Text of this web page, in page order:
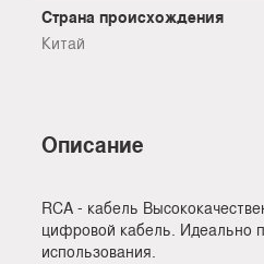
Страна происхождения
Китай
Описание
RCA - кабель
цифровой кабель. Идеально
использования.